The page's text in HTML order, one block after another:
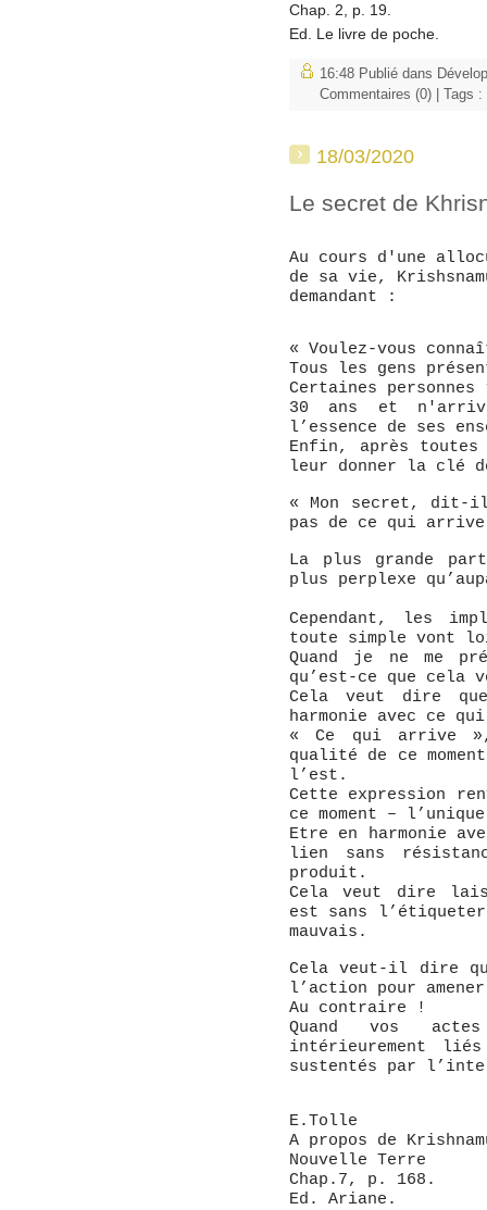
Chap. 2, p. 19.
Ed. Le livre de poche.
16:48 Publié dans
Commentaires (0) | Tags :
18/03/2020
Le secret de
Au cours d'une
de sa vie,
demandant :
« Voulez-vous
Tous les gens
Certaines
30 ans et
l’essence de ses
Enfin, après
leur donner la clé
« Mon secret, dit-
pas de ce qui
La plus grande
plus perplexe
Cependant, les
toute simple vont
Quand je ne me
qu’est-ce que cela
Cela veut dire
harmonie avec ce
« Ce qui arrive
qualité de ce
l’est.
Cette expression
ce moment –
Etre en harmonie
lien sans
produit.
Cela veut dire
est sans l’étiqueter
mauvais.
Cela veut-il dire
l’action pour
Au contraire !
Quand vos
intérieurement
sustentés par
E.Tolle
A propos de
Nouvelle Terre
Chap.7, p. 168.
Ed. Ariane.